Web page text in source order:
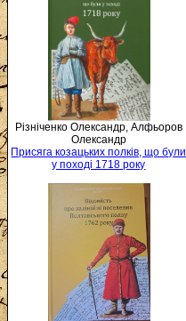
Різніченко Олександр, Алфьоров
Олександр
Присяга козацьких полків, що були
у поході 1718 року